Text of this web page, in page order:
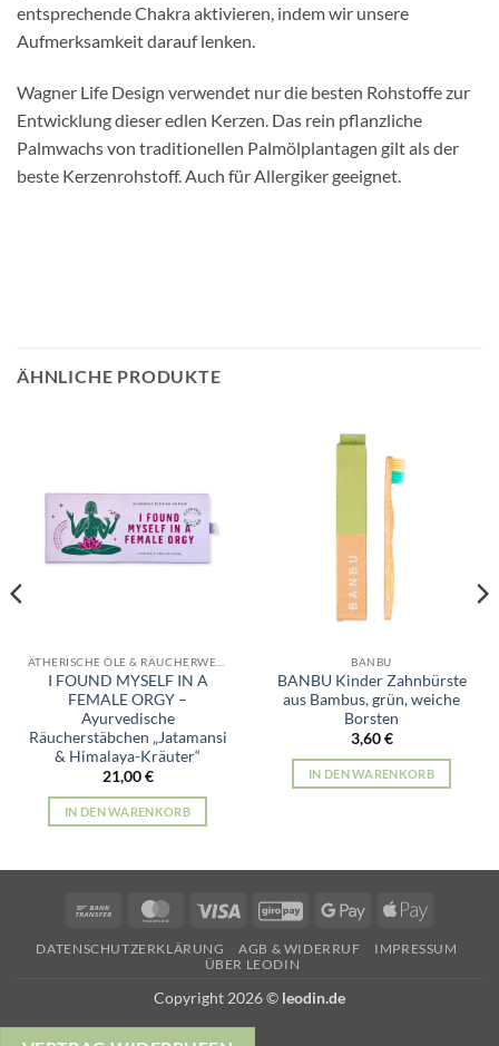
entsprechende Chakra aktivieren, indem wir unsere
Aufmerksamkeit darauf lenken.
Wagner Life Design verwendet nur die besten Rohstoffe zur
Entwicklung dieser edlen Kerzen. Das rein pflanzliche
Palmwachs von traditionellen Palmölplantagen gilt als der
beste Kerzenrohstoff. Auch für Allergiker geeignet.
ÄHNLICHE PRODUKTE
I FOUND MYSELF IN A
FEMALE ORGY –
Ayurvedische
Räucherstäbchen „Jatamansi
& Himalaya-Kräuter“
21,00€
IN DEN WARENKORB
BANBU
BANBU Kinder Zahnbürste
aus Bambus, grün, weiche
Borsten
3,60€
IN DEN WARENKORB
Bank
MasterCardVisa GiroPay Google
Apple
DATENSCHUTZERKLÄRUNG AGB & WIDERRUF
IMPRESSUM
ÜBER LEODIN
Copyright 2026 © leodin.de